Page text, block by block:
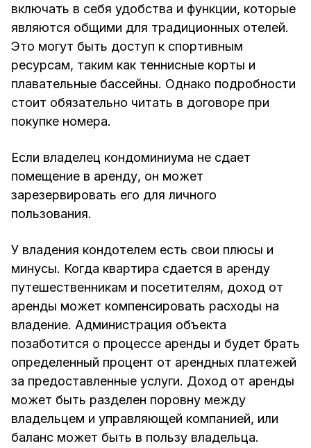
включать в себя удобства и функции, которые
являются общими для традиционных отелей.
Это могут быть доступ к спортивным
ресурсам, таким как теннисные корты и
плавательные бассейны. Однако подробности
стоит обязательно читать в договоре при
покупке номера.
Если владелец кондоминиума не сдает
помещение в аренду, он может
зарезервировать его для личного
пользования.
У владения кондотелем есть свои плюсы и
минусы. Когда квартира сдается в аренду
путешественникам и посетителям, доход от
аренды может компенсировать расходы на
владение. Администрация объекта
позаботится о процессе аренды и будет брать
определенный процент от арендных платежей
за предоставленные услуги. Доход от аренды
может быть разделен поровну между
владельцем и управляющей компанией, или
баланс может быть в пользу владельца.